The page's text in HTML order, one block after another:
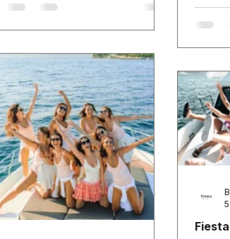
Bósforo, con vistas
tienes algunas opciones para
cenar en un yate y disfrutar de una
velada inolvidable: